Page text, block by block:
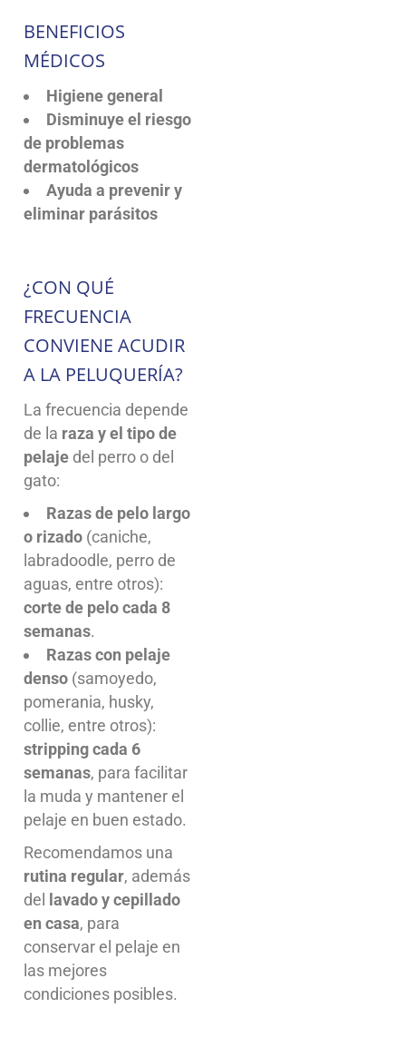
BENEFICIOS
MÉDICOS
Higiene general
Disminuye el riesgo
de problemas
dermatológicos
Ayuda a prevenir y
eliminar parásitos
¿CON QUÉ
FRECUENCIA
CONVIENE ACUDIR
A LA PELUQUERÍA?
La frecuencia depende
de la raza y el tipo de
pelaje del perro o del
gato:
Razas de pelo largo
o rizado (caniche,
labradoodle, perro de
aguas, entre otros):
corte de pelo cada 8
semanas.
Razas con pelaje
denso (samoyedo,
pomerania, husky,
collie, entre otros):
stripping cada 6
semanas, para facilitar
la muda y mantener el
pelaje en buen estado.
Recomendamos una
rutina regular, además
del lavado y cepillado
en casa, para
conservar el pelaje en
las mejores
condiciones posibles.